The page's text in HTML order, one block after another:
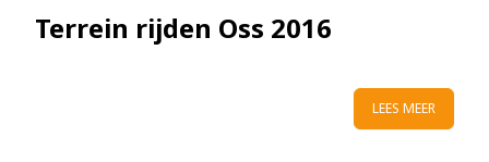
Terrein rijden Oss 2016
LEES MEER